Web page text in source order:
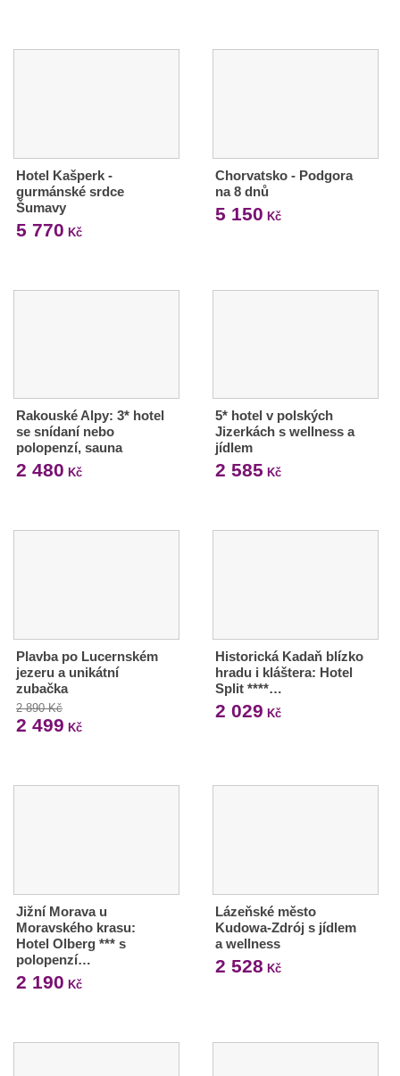
Hotel Kašperk -
gurmánské srdce
Šumavy
5 770 Kč
Chorvatsko - Podgora
na 8 dnů
5 150 Kč
Rakouské Alpy: 3* hotel
se snídaní nebo
polopenzí, sauna
2 480 Kč
5* hotel v polských
Jizerkách s wellness a
jídlem
2 585 Kč
Plavba po Lucernském
jezeru a unikátní
zubačka
2 890 Kč
2 499 Kč
Historická Kadaň blízko
hradu i kláštera: Hotel
Split ****…
2 029 Kč
Jižní Morava u
Moravského krasu:
Hotel Olberg *** s
polopenzí…
2 190 Kč
Lázeňské město
Kudowa-Zdrój s jídlem
a wellness
2 528 Kč